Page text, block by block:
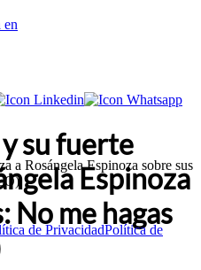
a Rosángela Espinoza sobre sus
de PrivacidadPolítica de
en
su fuerte
Espinoza
No me hagas